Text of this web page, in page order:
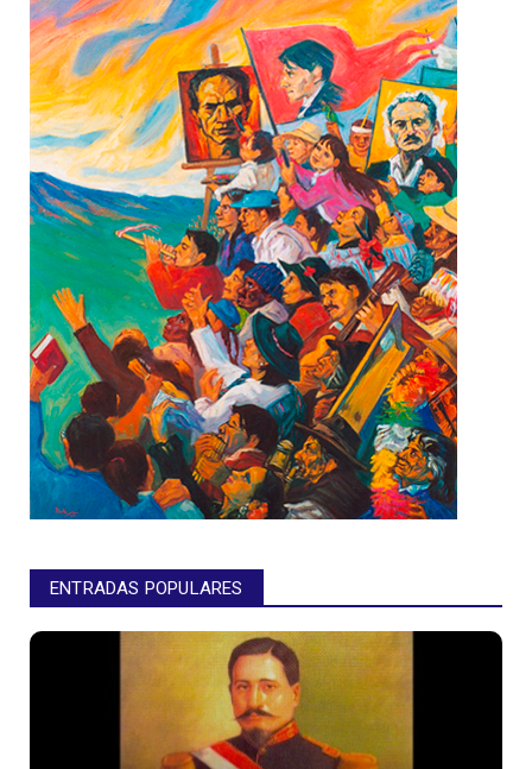
ENTRADAS POPULARES